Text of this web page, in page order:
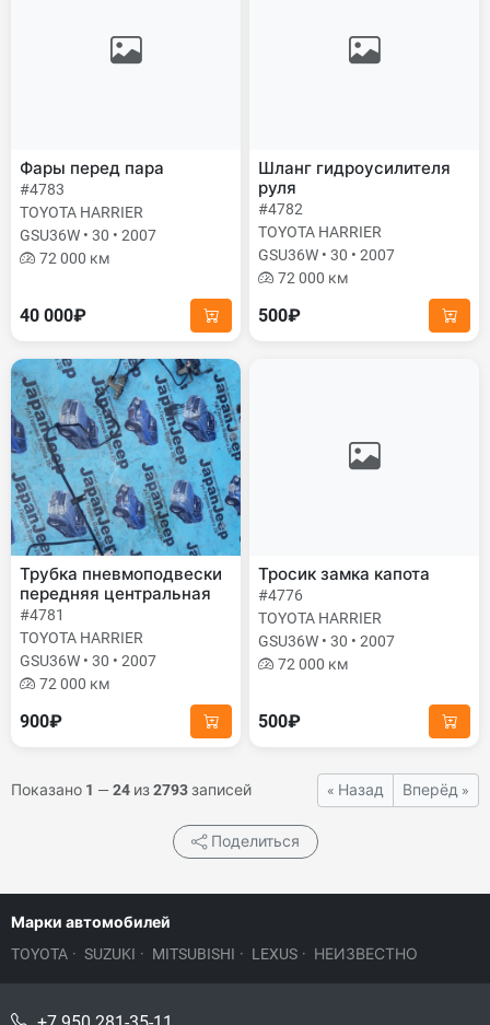
Фары перед пара
#4783
TOYOTA HARRIER
GSU36W • 30 • 2007
72 000 км
40 000₽
Шланг гидроусилителя
руля
#4782
TOYOTA HARRIER
GSU36W • 30 • 2007
72 000 км
500₽
Трубка пневмоподвески
передняя центральная
#4781
TOYOTA HARRIER
GSU36W • 30 • 2007
72 000 км
900₽
Тросик замка капота
#4776
TOYOTA HARRIER
GSU36W • 30 • 2007
72 000 км
500₽
Показано 1 — 24 из2793записей « Назад Вперёд »
Поделиться
Марки автомобилей
TOYOTA · SUZUKI · MITSUBISHI · LEXUS · НЕИЗВЕСТНО